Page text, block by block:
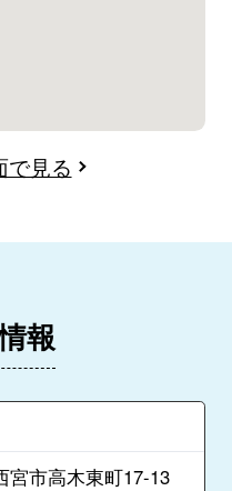
で見る
報
宮市高木東町17-13